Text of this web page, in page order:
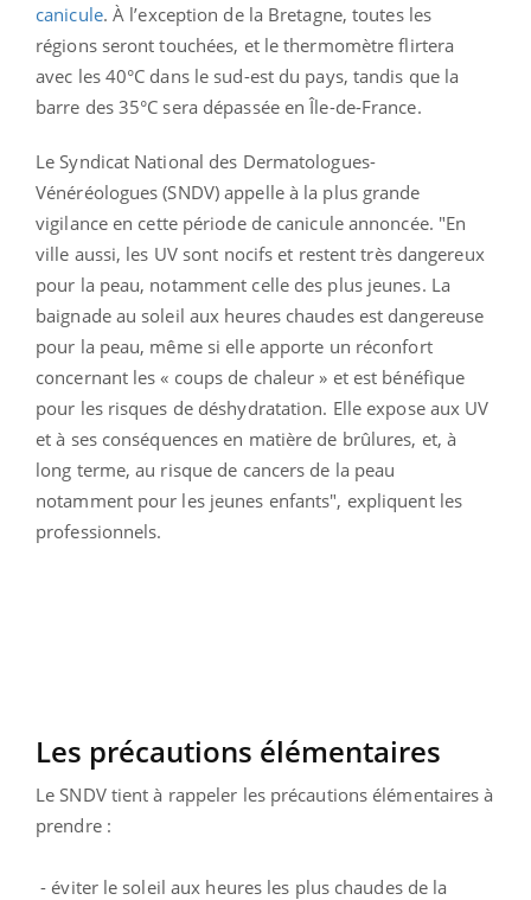
canicule. À l’exception de la Bretagne, toutes les
régions seront touchées, et le thermomètre flirtera
avec les 40°C dans le sud-est du pays, tandis que la
barre des 35°C sera dépassée en Île-de-France.
Le Syndicat National des Dermatologues-
Vénéréologues (SNDV) appelle à la plus grande
vigilance en cette période de canicule annoncée. "En
ville aussi, les UV sont nocifs et restent très dangereux
pour la peau, notamment celle des plus jeunes. La
baignade au soleil aux heures chaudes est dangereuse
pour la peau, même si elle apporte un réconfort
concernant les « coups de chaleur » et est bénéfique
pour les risques de déshydratation. Elle expose aux UV
et à ses conséquences en matière de brûlures, et, à
long terme, au risque de cancers de la peau
notamment pour les jeunes enfants", expliquent les
professionnels.
Les précautions élémentaires
Le SNDV tient à rappeler les précautions élémentaires à
prendre :
- éviter le soleil aux heures les plus chaudes de la